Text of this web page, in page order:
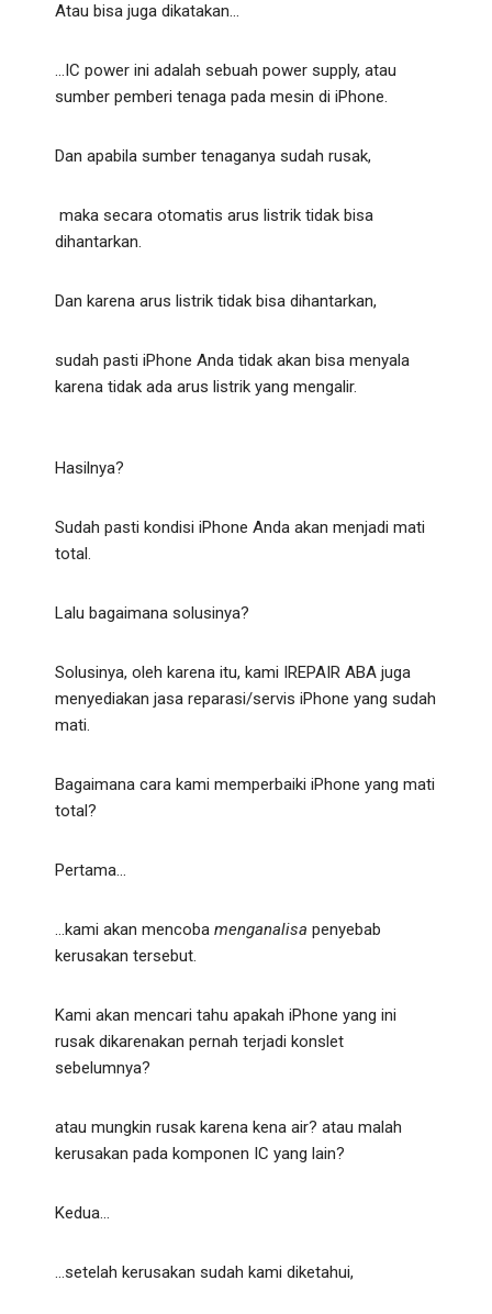
Atau bisa juga dikatakan…
…IC power ini adalah sebuah power supply, atau
sumber pemberi tenaga pada mesin di iPhone.
Dan apabila sumber tenaganya sudah rusak,
maka secara otomatis arus listrik tidak bisa
dihantarkan.
Dan karena arus listrik tidak bisa dihantarkan,
sudah pasti iPhone Anda tidak akan bisa menyala
karena tidak ada arus listrik yang mengalir.
Hasilnya?
Sudah pasti kondisi iPhone Anda akan menjadi mati
total.
Lalu bagaimana solusinya?
Solusinya, oleh karena itu, kami IREPAIR ABA juga
menyediakan jasa reparasi/servis iPhone yang sudah
mati.
Bagaimana cara kami memperbaiki iPhone yang mati
total?
Pertama…
…kami akan mencoba menganalisa penyebab
kerusakan tersebut.
Kami akan mencari tahu apakah iPhone yang ini
rusak dikarenakan pernah terjadi konslet
sebelumnya?
atau mungkin rusak karena kena air? atau malah
kerusakan pada komponen IC yang lain?
Kedua…
…setelah kerusakan sudah kami diketahui,